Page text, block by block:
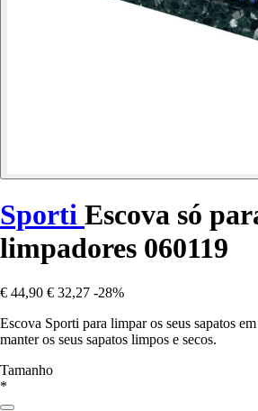
Sporti Escova só
limpadores 060119
€ 44,90 € 32,27 -28%
Escova Sporti para limpar os seus sapatos
manter os seus sapatos limpos e secos.
Tamanho
*